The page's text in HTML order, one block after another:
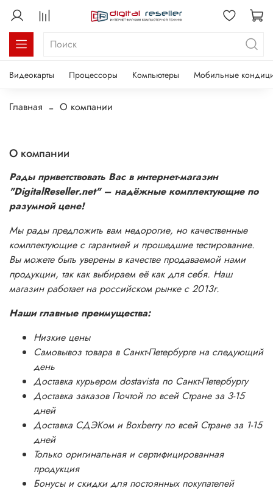
Видеокарты Процессоры Компьютеры Мобильные
Главная О компании
О компании
Рады приветствовать Вас в интернет-магазин
"DigitalReseller.net" – надёжные комплектующие по
разумной цене!
Мы рады предложить вам недорогие, но качественные
комплектующие с гарантией и прошедшие тестирование.
Вы можете быть уверены в качестве продаваемой нами
продукции, так как выбираем её как для себя. Наш
магазин работает на российском рынке с 2013г.
Наши главные преимущества:
Низкие цены
Самовывоз товара в Санкт-Петербурге на следующий
день
Доставка курьером dostavista по Санкт-Петербургу
Доставка заказов Почтой по всей Стране за 3-15
дней
Доставка СДЭКом и Boxberry по всей Стране за 1-15
дней
Только оригинальная и сертифицированная
продукция
Бонусы и скидки для постоянных покупателей